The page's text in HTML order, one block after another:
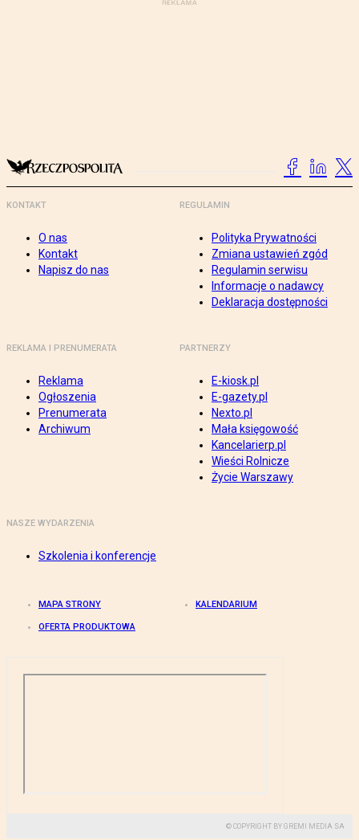
KONTAKT
O nas
Kontakt
Napisz do nas
REGULAMIN
Polityka Prywatności
Zmiana ustawień zgód
Regulamin serwisu
Informacje o nadawcy
Deklaracja dostępności
REKLAMA I PRENUMERATA
Reklama
Ogłoszenia
Prenumerata
Archiwum
PARTNERZY
E-kiosk.pl
E-gazety.pl
Nexto.pl
Mała księgowość
Kancelarierp.pl
Wieści Rolnicze
Życie Warszawy
NASZE WYDARZENIA
Szkolenia i konferencje
MAPA STRONY KALENDARIUM
OFERTA PRODUKTOWA
© COPYRIGHT BY GREMI MEDIA SA